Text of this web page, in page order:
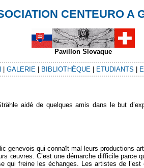
CENTEURO A
Pavillon Slovaque
| GALERIE | BIBLIOTHÈQUE | ETUDIANTS |
aidé de quelques amis dans le but
genevois qui connaît mal leurs productions
œuvres. C’est une démarche difficile parce
qui freine les échanges. Les artistes de